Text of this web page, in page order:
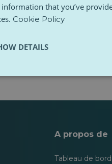
A propos de
Tableau de bord
that you’ve
Cookie Policy
DETAILS